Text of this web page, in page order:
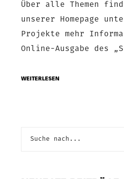
Über alle Themen
unserer Homepage
Projekte mehr
Online-Ausgabe des
WEITERLESEN